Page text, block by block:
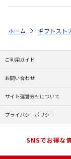
ホーム ギフトスト
ご利用ガイド
お問い合わせ
サイト運営会社について
プライバシーポリシー
SNSでお得な